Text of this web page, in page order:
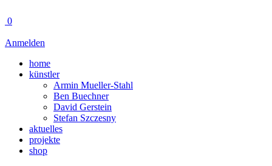
0
Anmelden
home
künstler
Armin Mueller-Stahl
Ben Buechner
David Gerstein
Stefan Szczesny
aktuelles
projekte
shop